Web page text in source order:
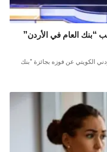
في الأردن”
عن فوزه بجائزة "بنك